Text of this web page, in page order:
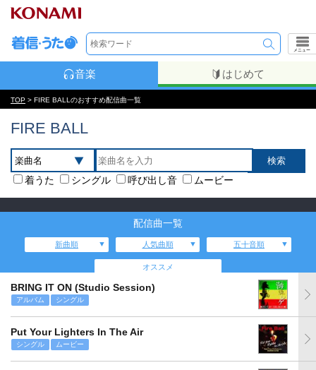
メニュー
音楽 はじめて
TOP > FIRE BALLのおすすめ配信曲一覧
FIRE BALL
着うた シングル 呼び出し音 ムービー
配信曲一覧
新曲順 人気曲順 五十音順
オススメ
BRING IT ON (Studio Session)
アルバム シングル
Put Your Lighters In The Air
シングル ムービー